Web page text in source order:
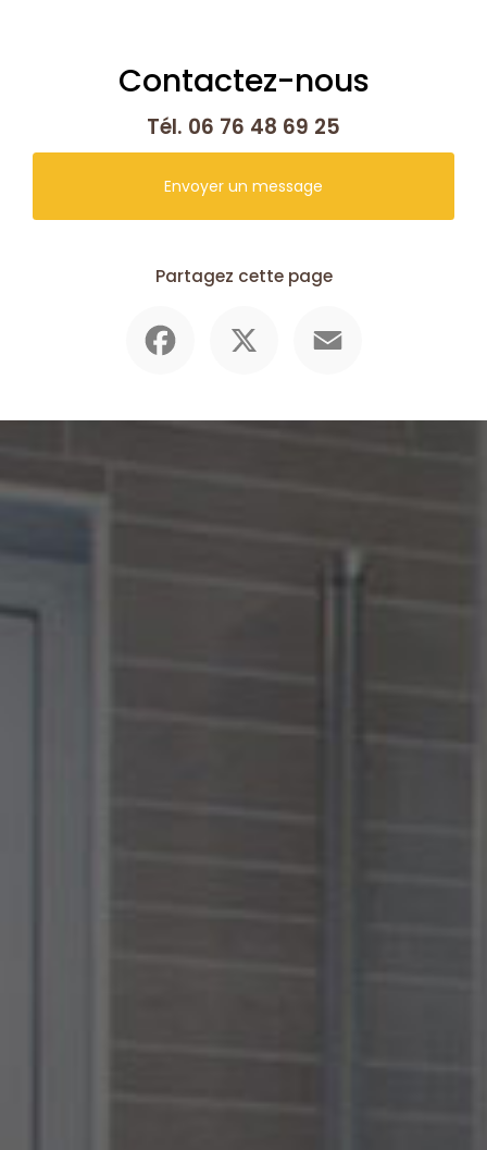
Contactez-nous
Tél. 06 76 48 69 25
Envoyer un message
Partagez cette page